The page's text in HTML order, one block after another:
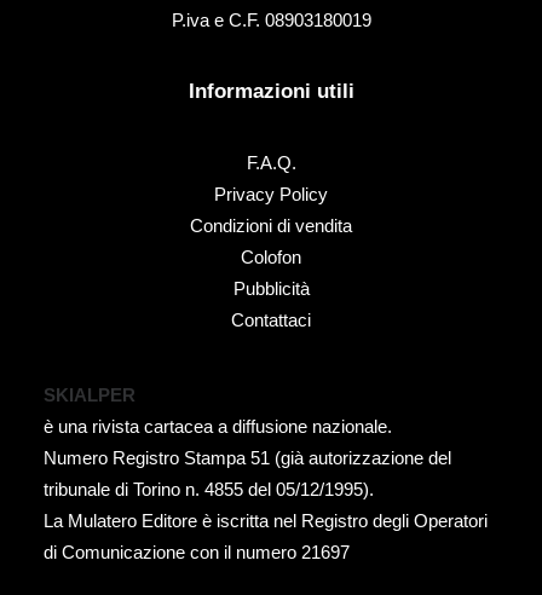
P.iva e C.F. 08903180019
Informazioni utili
F.A.Q.
Privacy Policy
Condizioni di vendita
Colofon
Pubblicità
Contattaci
SKIALPER
è una rivista cartacea a diffusione nazionale.
Numero Registro Stampa 51 (già autorizzazione del
tribunale di Torino n. 4855 del 05/12/1995).
La Mulatero Editore è iscritta nel Registro degli Operatori
di Comunicazione con il numero 21697